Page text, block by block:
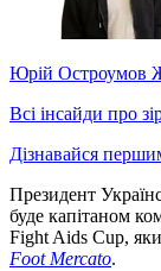
Юрій Остроумов
Всі інсайди про
Дізнавайся
Президент
буде капітаном
Fight Aids Cup,
Foot Mercato.